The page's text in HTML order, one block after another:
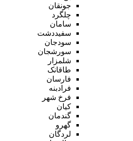
جونقان
چلگرد
سامان
سفیددشت
سودجان
سورشجان
شلمزار
طاقانک
فارسان
فرادبنه
فرخ شهر
کیان
گندمان
گهرو
لردگان